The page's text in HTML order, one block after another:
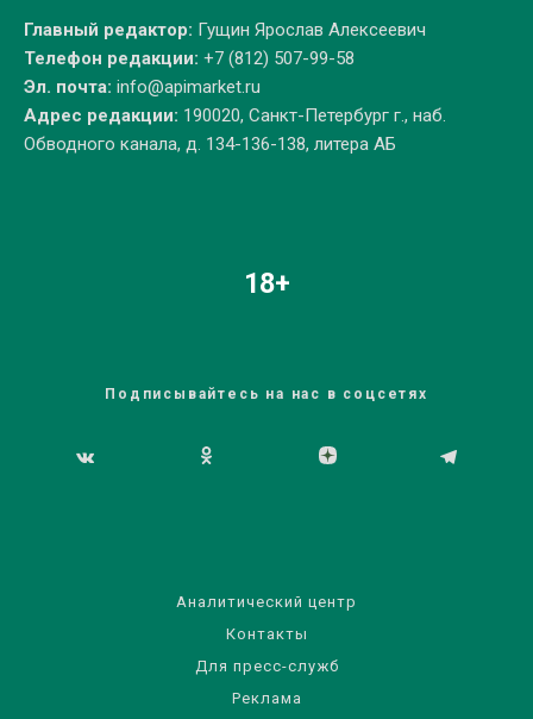
Главный редактор: Гущин Ярослав Алексеевич
Телефон редакции: +7 (812) 507-99-58
Эл. почта: info@apimarket.ru
Адрес редакции: 190020, Санкт-Петербург г., наб.
Обводного канала, д. 134-136-138, литера АБ
18+
Подписывайтесь на нас в соцсетях
Аналитический центр
Контакты
Для пресс-служб
Реклама